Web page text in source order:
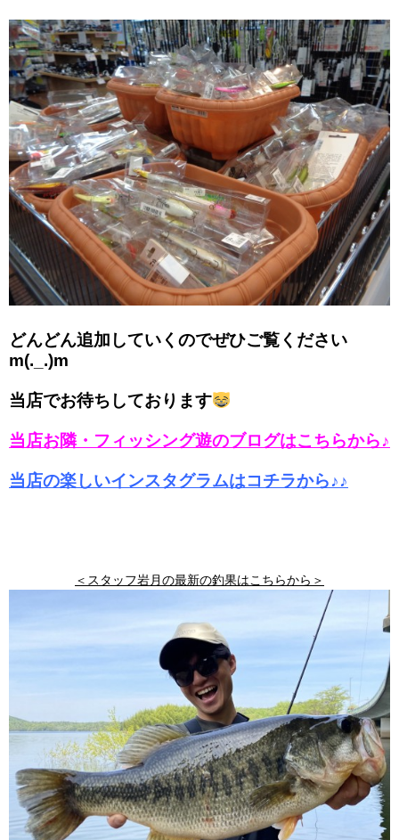
どんどん追加していくのでぜひご覧ください
m(._.)m
当店でお待ちしております
当店お隣・フィッシング遊のブログはこちらから♪
当店の楽しいインスタグラムはコチラから♪♪
＜スタッフ岩月の最新の釣果はこちらから＞